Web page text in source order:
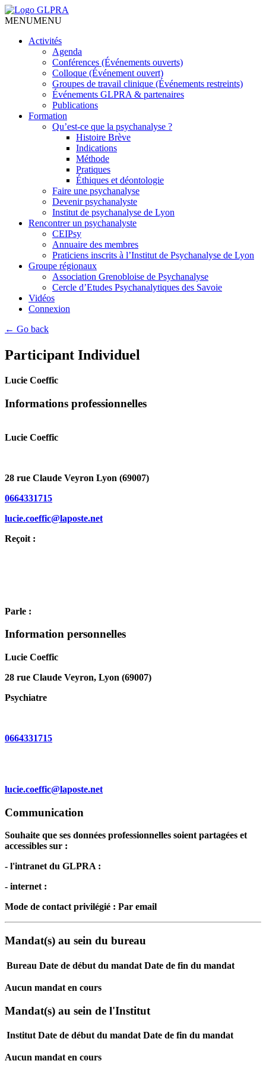
MENUMENU
Activités
Agenda
Conférences (Événements ouverts)
Colloque (Événement ouvert)
Groupes de travail clinique (Événements restreints)
Événements GLPRA & partenaires
Publications
Formation
Qu’est-ce que la psychanalyse ?
Histoire Brève
Indications
Méthode
Pratiques
Éthiques et déontologie
Faire une psychanalyse
Devenir psychanalyste
Institut de psychanalyse de Lyon
Rencontrer un psychanalyste
CEIPsy
Annuaire des membres
Praticiens inscrits à l’Institut de Psychanalyse de Lyon
Groupe régionaux
Association Grenobloise de Psychanalyse
Cercle d’Etudes Psychanalytiques des Savoie
Vidéos
Connexion
← Go back
Participant Individuel
Lucie Coeffic
Informations professionnelles
Lucie Coeffic
28 rue Claude Veyron Lyon (69007)
0664331715
lucie.coeffic@laposte.net
Reçoit :
Parle :
Information personnelles
Lucie Coeffic
28 rue Claude Veyron, Lyon (69007)
Psychiatre
0664331715
lucie.coeffic@laposte.net
Communication
Souhaite que ses données professionnelles soient partagées et
accessibles sur :
- l'intranet du GLPRA :
- internet :
Mode de contact privilégié : Par email
Mandat(s) au sein du bureau
Bureau Date de début du mandat Date de fin du mandat
Aucun mandat en cours
Mandat(s) au sein de l'Institut
Institut Date de début du mandat Date de fin du mandat
Aucun mandat en cours